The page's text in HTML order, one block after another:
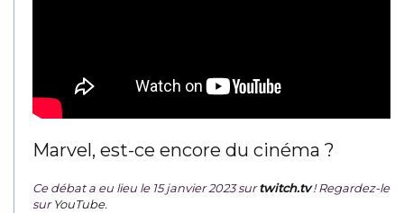
Marvel, est-ce encore du cinéma ?
Ce débat a eu lieu le 15 janvier 2023 surtwitch.tv ! Regardez-le
surYouTube.